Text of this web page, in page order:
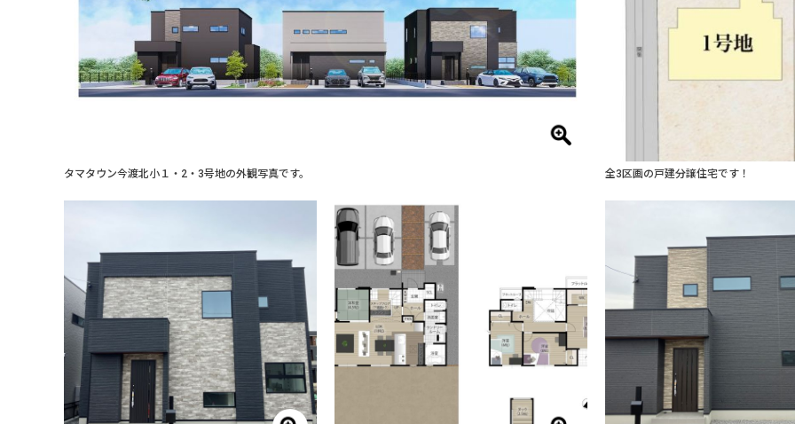
タマタウン今渡北小１・2・3号地の外観写真です。 全3区画の戸建分譲住宅です！